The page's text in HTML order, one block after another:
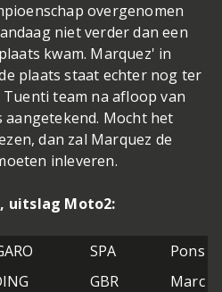
overgenomen
niet verder dan een
kwam. Marquez' in
plaats staat echter nog ter
team na afloop van
Mocht het
dan zal Marquez de
inleveren.
uitslag Moto2:
SPA
Pons
GBR
Marc